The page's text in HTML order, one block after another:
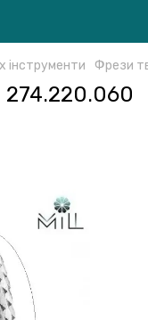
інструменти Фрези